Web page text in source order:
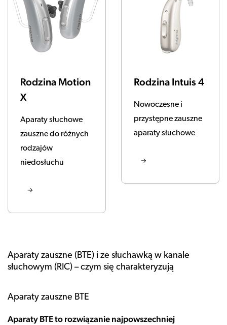
Rodzina Motion
X
Aparaty słuchowe
zauszne do różnych
rodzajów
niedosłuchu
Rodzina Intuis 4
Nowoczesne i
przystępne zauszne
aparaty słuchowe
Aparaty zauszne (BTE) i ze słuchawką w kanale
słuchowym (RIC) – czym się charakteryzują
Aparaty zauszne BTE
Aparaty BTE to rozwiązanie najpowszechniej